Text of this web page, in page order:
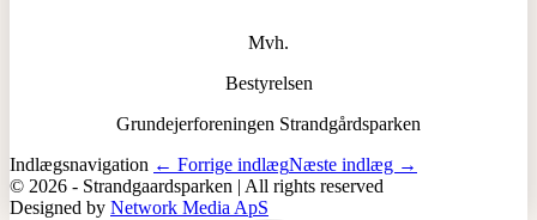
Mvh.
Bestyrelsen
Grundejerforeningen Strandgårdsparken
Indlægsnavigation ← Forrige indlægNæste indlæg →
© 2026 - Strandgaardsparken | All rights reserved
Designed by Network Media ApS